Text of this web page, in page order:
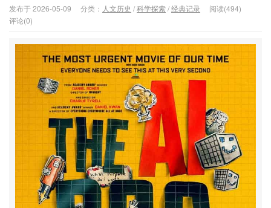
发布于 2026-05-09 分类： 人文历史 /科学探索/经典记录
阅读(494)
评论(0)